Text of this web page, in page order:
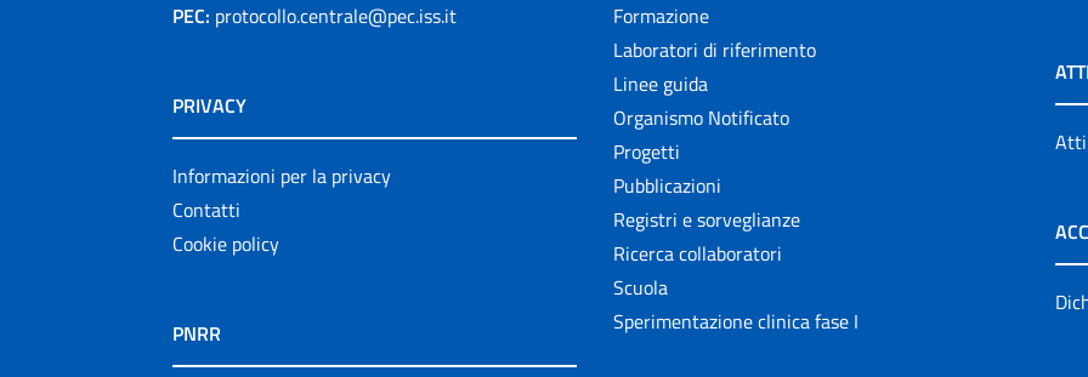
PEC: protocollo.centrale@pec.iss.it
PRIVACY
Informazioni per la privacy
Contatti
Cookie policy
PNRR
Formazione
Laboratori di riferimento
Linee guida
Organismo Notificato
Progetti
Pubblicazioni
Registri e sorveglianze
Ricerca collaboratori
Scuola
Sperimentazione clinica fase I
Atti